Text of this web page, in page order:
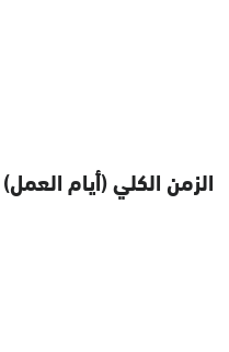
الزمن الكلي (أيام العمل)